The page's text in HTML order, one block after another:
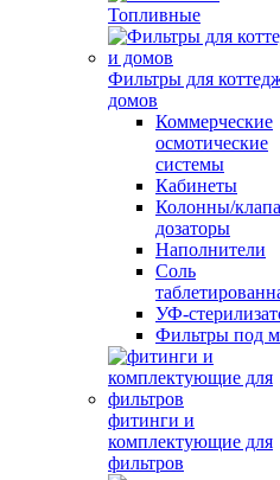
Топливные
Фильтры для
домов
Коммерческие
осмотические
системы
Кабинеты
Колонны/
дозаторы
Наполнители
Соль
УФ-
Фильтры под
фитинги и
комплектующие для
фильтров